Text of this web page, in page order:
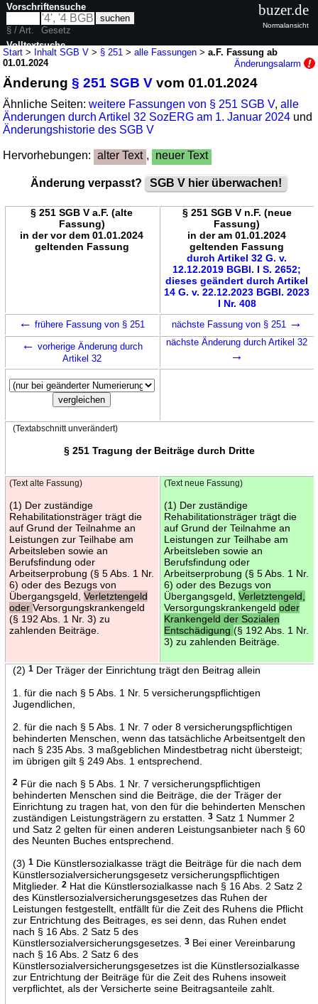
Start > Inhalt SGB V > § 251 >alle Fassungen >a.F. Fassung ab
01.01.2024
Änderungsalarm
Änderung§ 251 SGB V vom 01.01.2024
Ähnliche Seiten:weitere Fassungen von § 251 SGB V,alle
Änderungen durch Artikel 32 SozERG am 1. Januar 2024 und
Änderungshistorie des SGB V
Hervorhebungen: alter Text , neuer Text
Änderung verpasst? SGB V hier überwachen!
§ 251 SGB V a.F. (alte
Fassung)
in der vor dem 01.01.2024
geltenden Fassung
§ 251 SGB V n.F. (neue
Fassung)
in der am 01.01.2024
geltenden Fassung
durch Artikel 32 G. v.
12.12.2019 BGBl. I S. 2652;
dieses geändert durch Artikel
14 G. v. 22.12.2023 BGBl. 2023
I Nr. 408
← frühere Fassung von § 251 nächste Fassung von § 251 →
← vorherige Änderung durch
Artikel 32
nächste Änderung durch Artikel 32
→
(Textabschnitt unverändert)
§ 251 Tragung der Beiträge durch Dritte
(Text alte Fassung)
(1) Der zuständige
Rehabilitationsträger trägt die
auf Grund der Teilnahme an
Leistungen zur Teilhabe am
Arbeitsleben sowie an
Berufsfindung oder
Arbeitserprobung (§ 5 Abs. 1 Nr.
6) oder des Bezugs von
Übergangsgeld, Verletztengeld
oder Versorgungskrankengeld
(§ 192 Abs. 1 Nr. 3) zu
zahlenden Beiträge.
(Text neue Fassung)
(1) Der zuständige
Rehabilitationsträger trägt die
auf Grund der Teilnahme an
Leistungen zur Teilhabe am
Arbeitsleben sowie an
Berufsfindung oder
Arbeitserprobung (§ 5 Abs. 1 Nr.
6) oder des Bezugs von
Übergangsgeld, Verletztengeld,
Versorgungskrankengeld oder
Krankengeld der Sozialen
Entschädigung (§ 192 Abs. 1 Nr.
3) zu zahlenden Beiträge.
(2) 1Der Träger der Einrichtung trägt den Beitrag allein
1. für die nach § 5 Abs. 1 Nr. 5 versicherungspflichtigen
Jugendlichen,
2. für die nach § 5 Abs. 1 Nr. 7 oder 8 versicherungspflichtigen
behinderten Menschen, wenn das tatsächliche Arbeitsentgelt den
nach § 235 Abs. 3 maßgeblichen Mindestbetrag nicht übersteigt;
im übrigen gilt § 249 Abs. 1 entsprechend.
2Für die nach § 5 Abs. 1 Nr. 7 versicherungspflichtigen
behinderten Menschen sind die Beiträge, die der Träger der
Einrichtung zu tragen hat, von den für die behinderten Menschen
zuständigen Leistungsträgern zu erstatten.
3Satz 1 Nummer 2
und Satz 2 gelten für einen anderen Leistungsanbieter nach § 60
des Neunten Buches entsprechend.
(3) 1Die Künstlersozialkasse trägt die Beiträge für die nach dem
Künstlersozialversicherungsgesetz versicherungspflichtigen
Mitglieder. 2Hat die Künstlersozialkasse nach § 16 Abs. 2 Satz 2
des Künstlersozialversicherungsgesetzes das Ruhen der
Leistungen festgestellt, entfällt für die Zeit des Ruhens die Pflicht
zur Entrichtung des Beitrages, es sei denn, das Ruhen endet
nach § 16 Abs. 2 Satz 5 des
Künstlersozialversicherungsgesetzes.
3Bei einer Vereinbarung
nach § 16 Abs. 2 Satz 6 des
Künstlersozialversicherungsgesetzes ist die Künstlersozialkasse
zur Entrichtung der Beiträge für die Zeit des Ruhens insoweit
verpflichtet, als der Versicherte seine Beitragsanteile zahlt.
Vorschriftensuche
§ / Art.
Gesetz
Volltextsuche
buzer.de
Normalansicht